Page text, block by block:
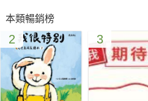
本類暢銷榜
2 3